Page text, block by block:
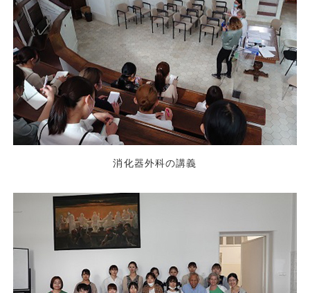
消化器外科の講義